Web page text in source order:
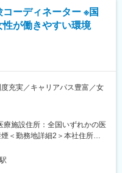
連携し合う仕事の進め方が根
】
度を採用しており、自身のレ
ントレベル、ディレクターレ
で、目標をもって日々の業務
な機会を提供し、新たなキャ
。CRCとしてのスキルアップ
域のプロジェクトを担当する
でいくことも可能です。ま
SMAやCRAへのキャリアチェ
員への転身など、事業の枠を
れている方もいらっしゃいま
コーディネーター ※国
が働きやすい環境
充実／キャリアパス豊富／女
機関で医師の指示のもと医学
務を支援をします。
んに対する試験内容の補助説
療施設住所：全国いずれかの医
＜勤務地詳細2＞本社住所：
最寄駅：東京メトロ有楽町線
禁煙変更の範囲：会社の定め